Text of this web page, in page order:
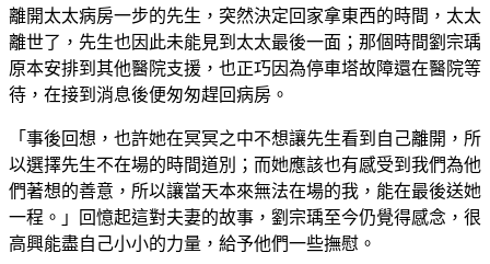
離開太太病房一步的先生，突然決定回家拿東西的時間，太太
離世了，先生也因此未能見到太太最後一面；那個時間劉宗瑀
原本安排到其他醫院支援，也正巧因為停車塔故障還在醫院等
待，在接到消息後便匆匆趕回病房。
「事後回想，也許她在冥冥之中不想讓先生看到自己離開，所
以選擇先生不在場的時間道別；而她應該也有感受到我們為他
們著想的善意，所以讓當天本來無法在場的我，能在最後送她
一程。」回憶起這對夫妻的故事，劉宗瑀至今仍覺得感念，很
高興能盡自己小小的力量，給予他們一些撫慰。